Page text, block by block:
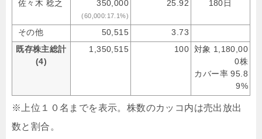
佐々木 稔之 350,000
(60,000:17.1%)
25.92 180日
その他 50,515
3.73
既存株主総計
(4)
1,350,515 100 対象 1,180,00
0株
カバー率 95.8
9%
※上位１０名までを表示。株数のカッコ内は売出放出
数と割合。